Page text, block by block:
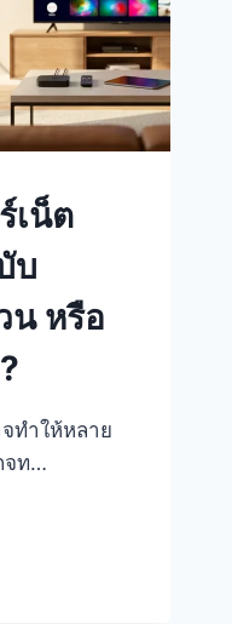
เน็ต
บ
น หรือ
ทำให้หลาย
จท…